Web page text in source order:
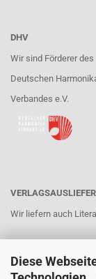
Diese
DHV
Wir sind Förderer des
Deutschen
Verbandes e.V.
Wir liefern auch
BESUCHEN SIE UNS